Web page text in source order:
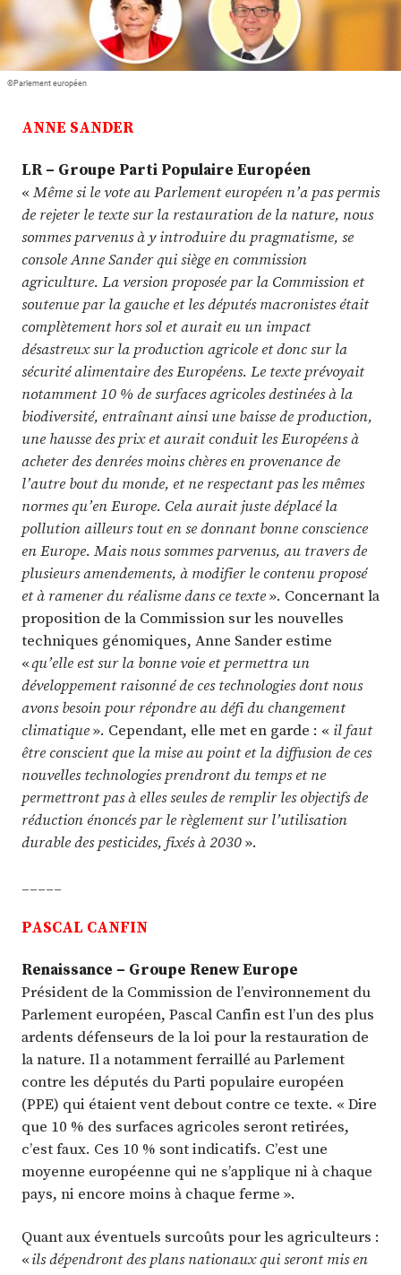
Plus
Abonnez-vous
©Parlement européen
ANNE SANDER
LR – Groupe Parti Populaire Européen
«Même si le vote au Parlement européen n’a pas permis
de rejeter le texte sur la restauration de la nature, nous
sommes parvenus à y introduire du pragmatisme, se
console Anne Sander qui siège en commission
agriculture. La version proposée par la Commission et
soutenue par la gauche et les députés macronistes était
complètement hors sol et aurait eu un impact
désastreux sur la production agricole et donc sur la
sécurité alimentaire des Européens. Le texte prévoyait
notamment 10 % de surfaces agricoles destinées à la
biodiversité, entraînant ainsi une baisse de production,
une hausse des prix et aurait conduit les Européens à
acheter des denrées moins chères en provenance de
l’autre bout du monde, et ne respectant pas les mêmes
normes qu’en Europe. Cela aurait juste déplacé la
pollution ailleurs tout en se donnant bonne conscience
en Europe. Mais nous sommes parvenus, au travers de
plusieurs amendements, à modifier le contenu proposé
et à ramener du réalisme dans ce texte». Concernant la
proposition de la Commission sur les nouvelles
techniques génomiques, Anne Sander estime
«qu’elle est sur la bonne voie et permettra un
développement raisonné de ces technologies dont nous
avons besoin pour répondre au défi du changement
climatique». Cependant, elle met en garde : « il faut
être conscient que la mise au point et la diffusion de ces
nouvelles technologies prendront du temps et ne
permettront pas à elles seules de remplir les objectifs de
réduction énoncés par le règlement sur l’utilisation
durable des pesticides, fixés à 2030».
_____
PASCAL CANFIN
Renaissance – Groupe Renew Europe
Président de la Commission de l’environnement du
Parlement européen, Pascal Canfin est l’un des plus
ardents défenseurs de la loi pour la restauration de
la nature. Il a notamment ferraillé au Parlement
contre les députés du Parti populaire européen
(PPE) qui étaient vent debout contre ce texte. « Dire
que 10 % des surfaces agricoles seront retirées,
c’est faux. Ces 10 % sont indicatifs. C’est une
moyenne européenne qui ne s’applique ni à chaque
pays, ni encore moins à chaque ferme ».
Quant aux éventuels surcoûts pour les agriculteurs :
«ils dépendront des plans nationaux qui seront mis en